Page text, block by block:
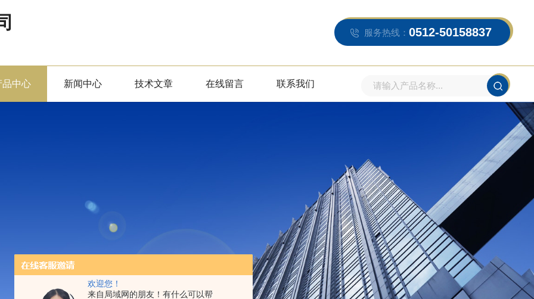
欢迎您！
来自局域网的朋友！有什么可以帮
服务热线： 0512-50158837
品中心 新闻中心 技术文章 在线留言 联系我们